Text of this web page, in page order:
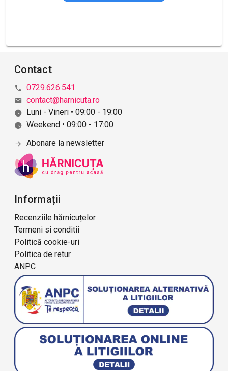
Contact
0729.626.541
contact@harnicuta.ro
Luni - Vineri • 09:00 - 19:00
Weekend • 09:00 - 17:00
Abonare la newsletter
Informații
Recenziile hărnicuțelor
Termeni si conditii
Politică cookie-uri
Politica de retur
ANPC